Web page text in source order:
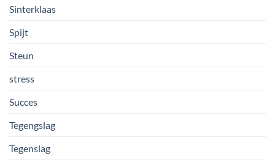
Sinterklaas
Spijt
Steun
stress
Succes
Tegengslag
Tegenslag